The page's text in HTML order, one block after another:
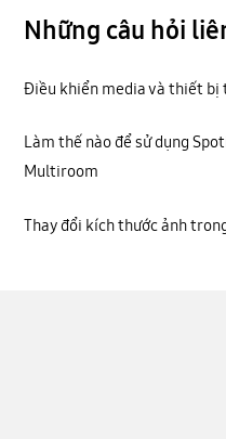
Những câu hỏi
Điều khiển media và thiết bị
Làm thế nào để sử dụng
Multiroom
Thay đổi kích thước ảnh